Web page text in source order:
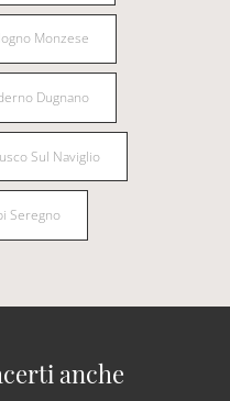
Monzese
Dugnano
Sul Naviglio
Seregno
anche